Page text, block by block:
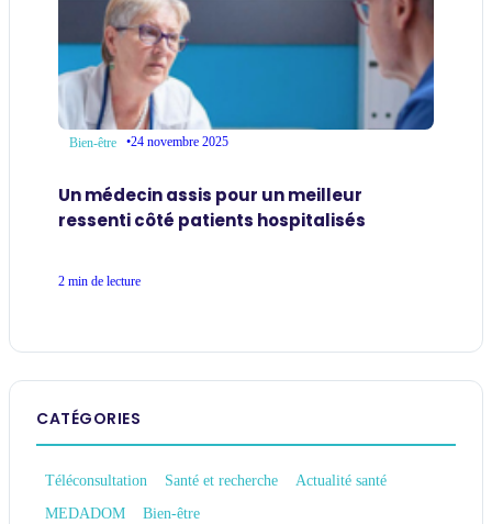
Bien-être •24 novembre 2025
Un médecin assis pour un meilleur
ressenti côté patients hospitalisés
2 min de lecture
CATÉGORIES
Téléconsultation Santé et recherche
Actualité santé
MEDADOM
Bien-être